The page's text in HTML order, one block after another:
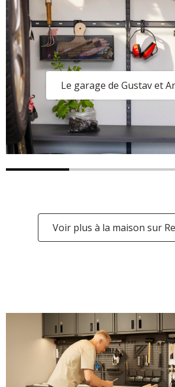
Le garage de Gustav et
Voir plus à la maison sur